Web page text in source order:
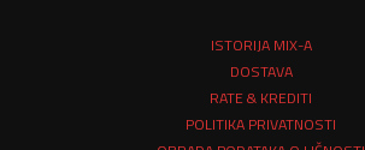
ISTORIJA MIX-A
DOSTAVA
RATE & KREDITI
POLITIKA PRIVATNOSTI